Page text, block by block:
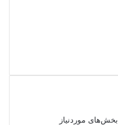
بخش‌های موردنیاز